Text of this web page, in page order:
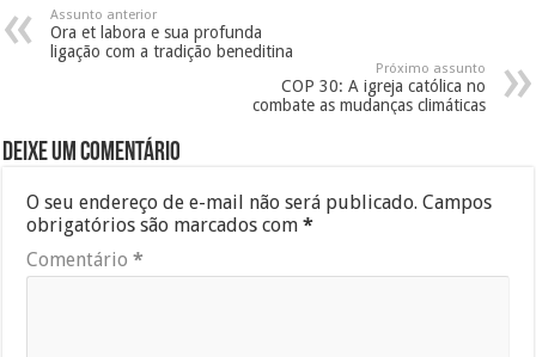
Assunto anterior
Ora et labora e sua profunda
ligação com a tradição beneditina
Próximo assunto
COP 30: A igreja católica no
combate as mudanças climáticas
Deixe um comentário
O seu endereço de e-mail não será publicado. Campos
obrigatórios são marcados com*
Comentário*